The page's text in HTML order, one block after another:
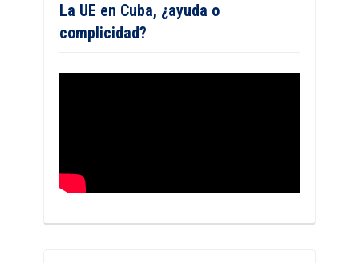
La UE en Cuba, ¿ayuda o
complicidad?